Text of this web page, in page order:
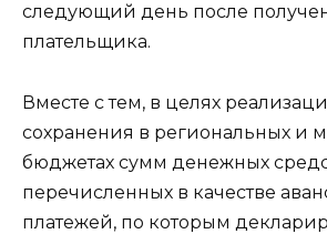
следующий день после
плательщика.
Вместе с тем, в целях
сохранения в региональных и
бюджетах сумм денежных
перечисленных в качестве
платежей, по которым